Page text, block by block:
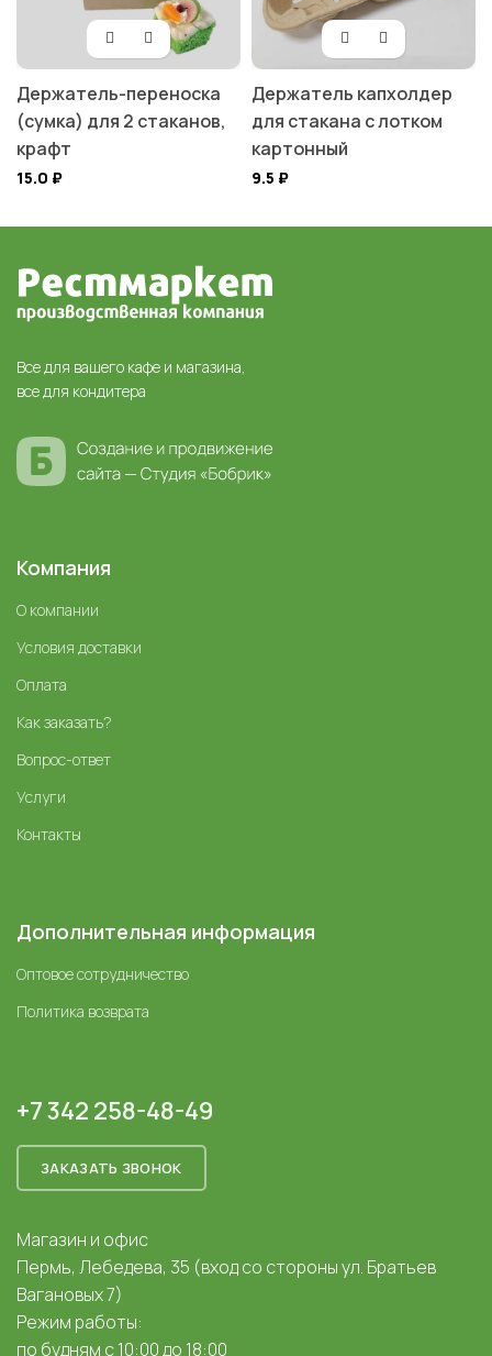
Держатель-переноска
(сумка) для 2 стаканов,
крафт
15.0 ₽
Держатель капхолдер
для стакана с лотком
картонный
9.5 ₽
Все для вашего кафе и магазина,
все для кондитера
Компания
О компании
Условия доставки
Оплата
Как заказать?
Вопрос-ответ
Услуги
Контакты
Дополнительная информация
Оптовое сотрудничество
Политика возврата
+7 342 258-48-49
ЗАКАЗАТЬ ЗВОНОК
Магазин и офис
Пермь, Лебедева, 35 (вход со стороны ул. Братьев
Вагановых 7)
Режим работы:
по будням с 10:00 до 18:00